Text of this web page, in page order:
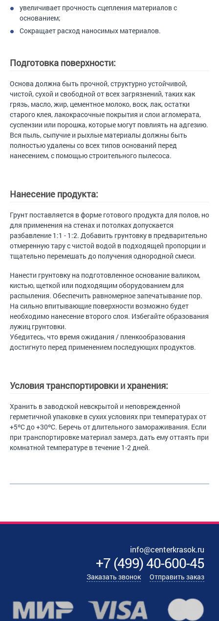
увеличивает прочность сцепления материалов с
основанием;
Сокращает расход наносимых материалов.
Подготовка поверхности:
Основа должна быть прочной, структурно устойчивой,
чистой, сухой и свободной от всех загрязнений, таких как
грязь, масло, жир, цементное молоко, воск, лак, остатки
старого клея, лакокрасочные покрытия и слои агломерата,
суспензии или порошка, которые могут повлиять на адгезию.
Вся пыль, сыпучие и рыхлые материалы должны быть
полностью удалены со всех типов оснований перед
нанесением, с помощью строительного пылесоса.
Нанесение продукта:
Грунт поставляется в форме готового продукта для полов, но
для применения на стенах и потолках допускается
разбавление 1:1 - 1:2. Добавить грунтовку в предварительно
отмеренную тару с чистой водой в подходящей пропорции и
тщательно перемешать до получения однородной смеси.
Нанести грунтовку на подготовленное основание валиком,
кистью, щеткой или подходящим оборудованием для
распыления. Обеспечить равномерное запечатывание пор.
На сильно впитывающие поверхности возможно будет
необходимо нанесение второго слоя. Избегайте образования
лужиц грунтовки.
Убедитесь, что время ожидания / пленкообразования
достигнуто перед применением последующих продуктов.
Условия транспортировки и хранения:
Хранить в заводской невскрытой и неповрежденной
герметичной упаковке в сухих условиях при температурах от
+5ºC до +30ºC. Беречь от длительного замораживания. Если
при транспортировке материал замерз, дать ему оттаять при
комнатной температуре в течение 1-2 дней.
info@centerkrasok.ru
+7(499)40-600-45
Заказать звонок Отправить заказ